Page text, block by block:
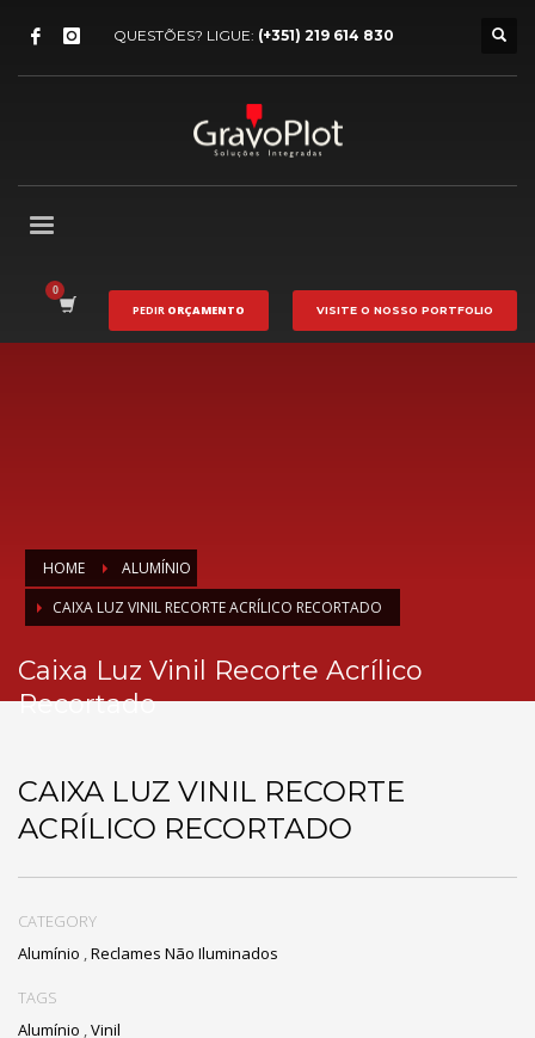
QUESTÕES? LIGUE: (+351) 219 614 830
PEDIR ORÇAMENTO VISITE O NOSSO PORTFOLIO
HOME
ALUMÍNIO
CAIXA LUZ VINIL RECORTE ACRÍLICO RECORTADO
Caixa Luz Vinil Recorte Acrílico
Recortado
CAIXA LUZ VINIL RECORTE
ACRÍLICO RECORTADO
CATEGORY
Alumínio ,Reclames Não Iluminados
TAGS
Alumínio ,Vinil